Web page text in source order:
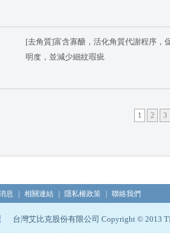
[去角質]富含寡醣，活化角質代謝程序，
明度，並減少細紋瑕疵
1 2 3
息 相關連結 隱私權政策 聯絡我們
台灣艾比克股份有限公司 Copyright © 2013